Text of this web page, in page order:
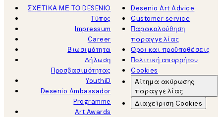
ΣΧΕΤΙΚΑ ΜΕ ΤΟ DESENIO
Τύπος
Impressum
Career
Βιωσιμότητα
Δήλωση
Προσβασιμότητας
YouthiD
Desenio Ambassador
Programme
Art Awards
Desenio Art Advice
Customer service
Παρακολούθηση
παραγγελίας
Όροι και προϋποθέσεις
Πολιτική απορρήτου
Cookies
Αίτημα ακύρωσης
παραγγελίας
Διαχείριση Cookies